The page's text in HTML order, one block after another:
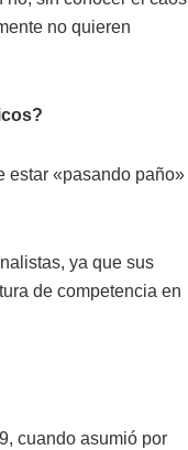
no quieren
estar «pasando paño»
ya que sus
de competencia en
cuando asumió por